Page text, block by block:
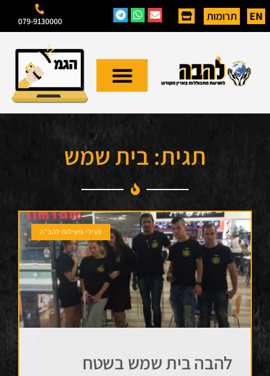
EN תרומות 079-9130000
תגית: בית שמש
פעילי ופעילות להב"ה
להבה בית שמש בשטח